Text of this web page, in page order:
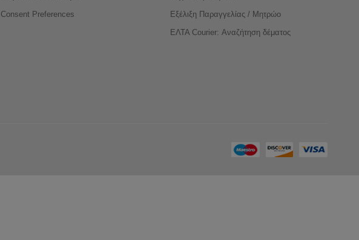
Consent Preferences
Εξέλιξη Παραγγελίας / Μητρώο
ΕΛΤΑ Courier: Αναζήτηση δέματος